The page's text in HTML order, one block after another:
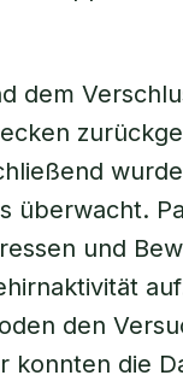
dem
überwacht.
und
den
konnten die